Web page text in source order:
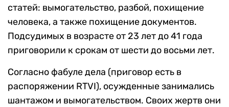
статей: вымогательство, разбой, похищение
человека, а также похищение документов.
Подсудимых в возрасте от 23 лет до 41 года
приговорили к срокам от шести до восьми лет.
Согласно фабуле дела (приговор есть в
распоряжении RTVI), осужденные занимались
шантажом и вымогательством. Своих жертв они